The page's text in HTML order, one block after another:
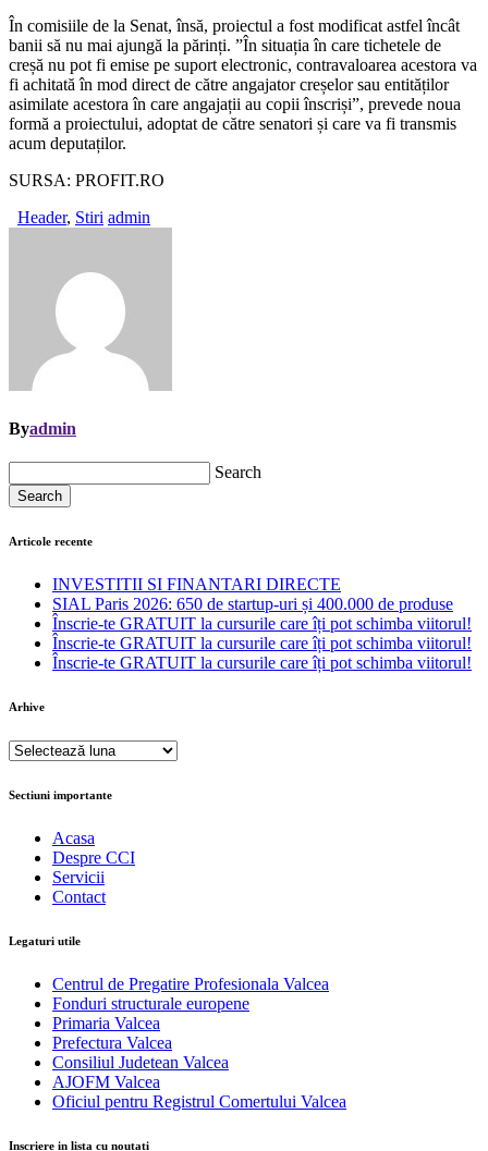
În comisiile de la Senat, însă, proiectul a fost modificat astfel încât
banii să nu mai ajungă la părinți. ”În situația în care tichetele de
creșă nu pot fi emise pe suport electronic, contravaloarea acestora va
fi achitată în mod direct de către angajator creșelor sau entităților
asimilate acestora în care angajații au copii înscriși”, prevede noua
formă a proiectului, adoptat de către senatori și care va fi transmis
acum deputaților.
SURSA: PROFIT.RO
Header, Stiri admin
Byadmin
Search
Search
Articole recente
INVESTITII SI FINANTARI DIRECTE
SIAL Paris 2026: 650 de startup-uri și 400.000 de produse
Înscrie-te GRATUIT la cursurile care îți pot schimba viitorul!
Înscrie-te GRATUIT la cursurile care îți pot schimba viitorul!
Înscrie-te GRATUIT la cursurile care îți pot schimba viitorul!
Arhive
Arhive
Sectiuni importante
Acasa
Despre CCI
Servicii
Contact
Legaturi utile
Centrul de Pregatire Profesionala Valcea
Fonduri structurale europene
Primaria Valcea
Prefectura Valcea
Consiliul Judetean Valcea
AJOFM Valcea
Oficiul pentru Registrul Comertului Valcea
Inscriere in lista cu noutati